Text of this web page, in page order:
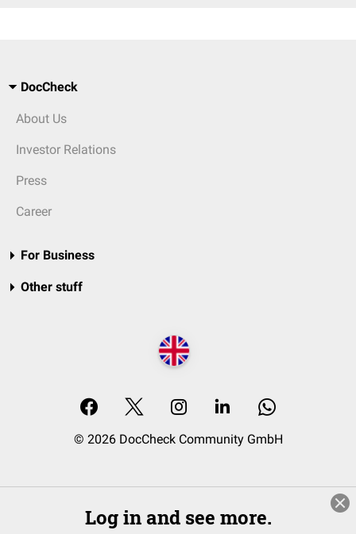
DocCheck
About Us
Investor Relations
Press
Career
For Business
Other stuff
© 2026 DocCheck Community GmbH
Log in and see more.